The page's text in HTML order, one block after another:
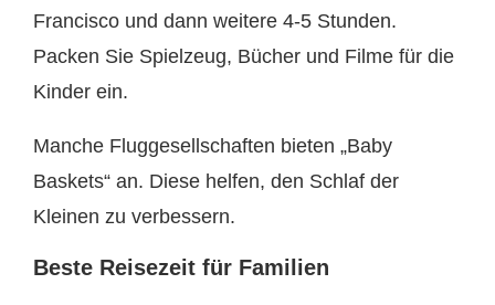
Francisco und dann weitere 4-5 Stunden.
Packen Sie Spielzeug, Bücher und Filme für die
Kinder ein.
Manche Fluggesellschaften bieten „Baby
Baskets“ an. Diese helfen, den Schlaf der
Kleinen zu verbessern.
Beste Reisezeit für Familien